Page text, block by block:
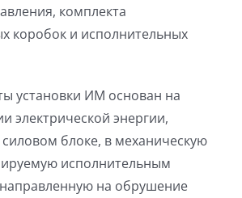
комплекта
коробок и исполнительных
установки ИМ основан на
электрической энергии,
блоке, в механическую
исполнительным
на обрушение